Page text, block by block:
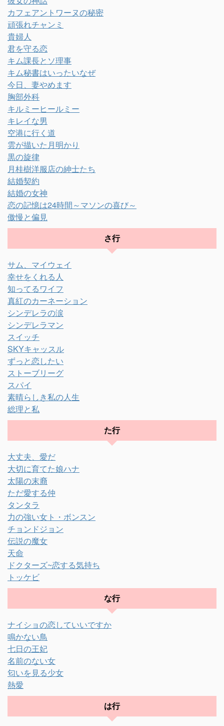
カフェアントワーヌの秘密
頑張れチャンミ
貴婦人
君を守る恋
キム課長とソ理事
キム秘書はいったいなぜ
今日、妻やめます
胸部外科
キルミーヒールミー
キレイな男
空港に行く道
雲が描いた月明かり
黒の旋律
月桂樹洋服店の紳士たち
結婚契約
結婚の女神
恋の記憶は24時間～マソンの喜び～
傲慢と偏見
さ行
サム、マイウェイ
幸せをくれる人
知ってるワイフ
真紅のカーネーション
シンデレラの涙
シンデレラマン
スイッチ
SKYキャッスル
ずっと恋したい
ストーブリーグ
スパイ
素晴らしき私の人生
総理と私
た行
大丈夫、愛だ
大切に育てた娘ハナ
太陽の末裔
ただ愛する仲
タンタラ
力の強い女ト・ボンスン
チョンドジョン
伝説の魔女
天命
ドクターズ~恋する気持ち
トッケビ
な行
ナイショの恋していいですか
鳴かない鳥
七日の王妃
名前のない女
匂いを見る少女
熱愛
は行